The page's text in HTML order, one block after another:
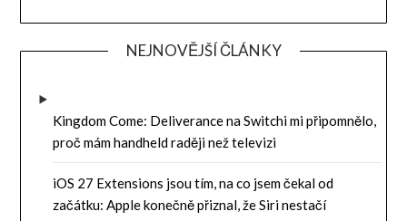
NEJNOVĚJŠÍ ČLÁNKY
Kingdom Come: Deliverance na Switchi mi připomnělo,
proč mám handheld raději než televizi
iOS 27 Extensions jsou tím, na co jsem čekal od
začátku: Apple konečně přiznal, že Siri nestačí